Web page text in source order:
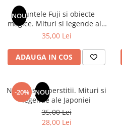
Audiobook
ReConnect
Crestinism
ScienceConnection
SelfConnect
SelfHealing
Vindecare Spirituala
Senzatii/Thriller
SF & Fantasy
Teatru
Teens Book Club
Instrumente si Truse Geometrie
Seturi scolare
Calculator
Consumabile & Accesorii
COLOREAZA CU PRIETENII
De colorat
Pot desena minunat
Carti educative
Copii 0-7 ani
Clubul Premiantilor
Super pitici 2-5 ani
Puzzle-uri
Puzzle
Puzzle 3D Lemn
NOUMuntele Fuji si obiecte
magice. Mituri si legende ale
Japoniei
35,00 Lei
ADAUGA IN COS
-20% NOU
Natura si superstitii. Mituri si
legende ale Japoniei
35,00 Lei
28,00 Lei